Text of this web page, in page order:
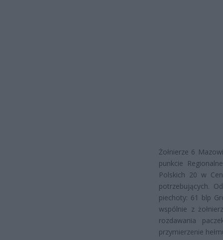
Żołnierze 6
punkcie
Polskich 20 w
potrzebujących.
piechoty: 61 blp
wspólnie z
rozdawania
przymierzenie